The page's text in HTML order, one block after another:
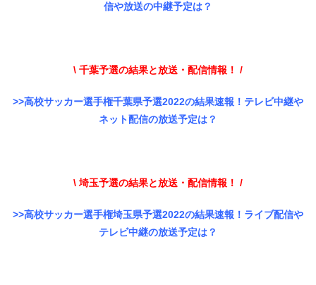
信や放送の中継予定は？
\ 千葉予選の結果と放送・配信情報！ /
>>高校サッカー選手権千葉県予選2022の結果速報！テレビ中継や
ネット配信の放送予定は？
\ 埼玉予選の結果と放送・配信情報！ /
>>高校サッカー選手権埼玉県予選2022の結果速報！ライブ配信や
テレビ中継の放送予定は？